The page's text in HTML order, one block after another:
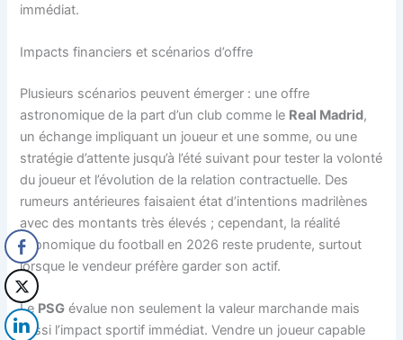
immédiat.
Impacts financiers et scénarios d’offre
Plusieurs scénarios peuvent émerger : une offre
astronomique de la part d’un club comme le Real Madrid,
un échange impliquant un joueur et une somme, ou une
stratégie d’attente jusqu’à l’été suivant pour tester la volonté
du joueur et l’évolution de la relation contractuelle. Des
rumeurs antérieures faisaient état d’intentions madrilènes
avec des montants très élevés ; cependant, la réalité
économique du football en 2026 reste prudente, surtout
lorsque le vendeur préfère garder son actif.
Le PSG évalue non seulement la valeur marchande mais
aussi l’impact sportif immédiat. Vendre un joueur capable